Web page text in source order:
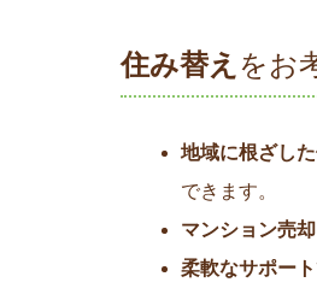
住み替え をお
地域に根ざし
できます。
マンション売却
柔軟なサポー